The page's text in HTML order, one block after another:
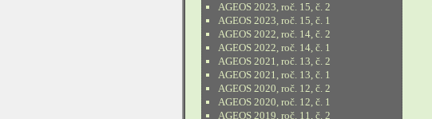
AGEOS 2023, roč. 15, č. 2
AGEOS 2023, roč. 15, č. 1
AGEOS 2022, roč. 14, č. 2
AGEOS 2022, roč. 14, č. 1
AGEOS 2021, roč. 13, č. 2
AGEOS 2021, roč. 13, č. 1
AGEOS 2020, roč. 12, č. 2
AGEOS 2020, roč. 12, č. 1
AGEOS 2019, roč. 11, č. 2